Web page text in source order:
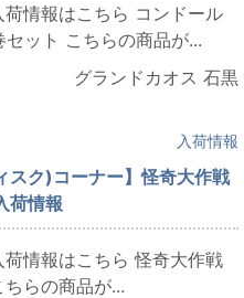
情報はこちら コンドール
ット こちらの商品が...
グランドカオス 石黒
入荷情報
スク)コーナー】怪奇大作戦
荷情報
情報はこちら 怪奇大作戦
らの商品が...